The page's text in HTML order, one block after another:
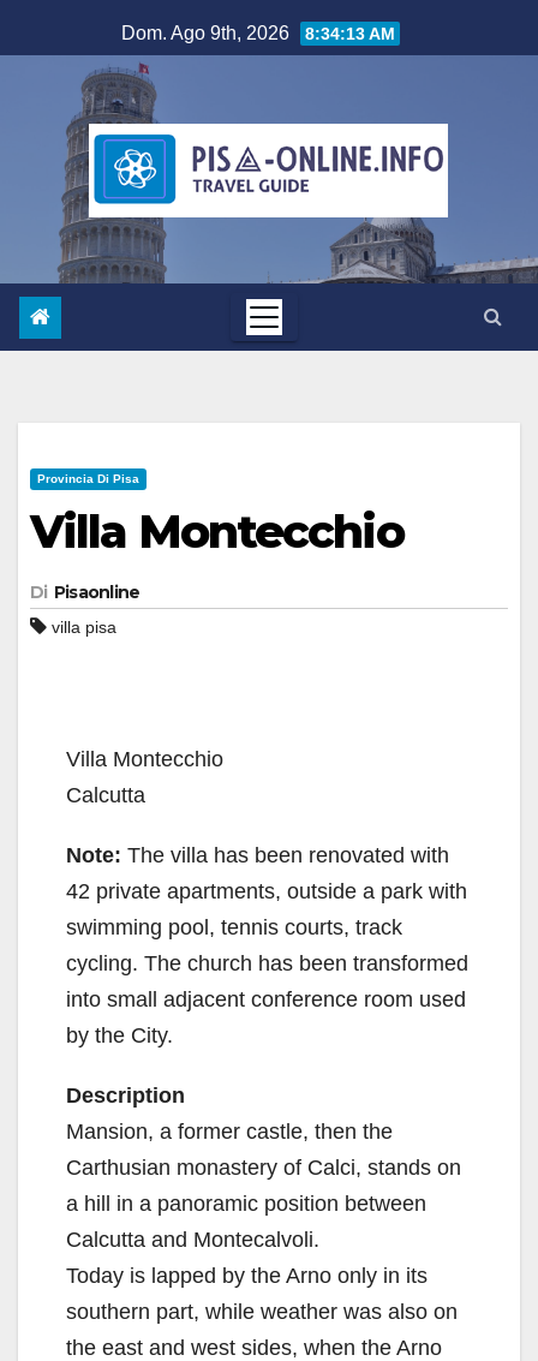
al
contenuto
Dom. Ago 9th, 2026 8:34:14 AM
Provincia Di Pisa
Villa Montecchio
Di Pisaonline
villa pisa
Villa Montecchio
Calcutta
Note: The villa has been renovated with
42 private apartments, outside a park with
swimming pool, tennis courts, track
cycling. The church has been transformed
into small adjacent conference room used
by the City.
Description
Mansion, a former castle, then the
Carthusian monastery of Calci, stands on
a hill in a panoramic position between
Calcutta and Montecalvoli.
Today is lapped by the Arno only in its
southern part, while weather was also on
the east and west sides, when the Arno